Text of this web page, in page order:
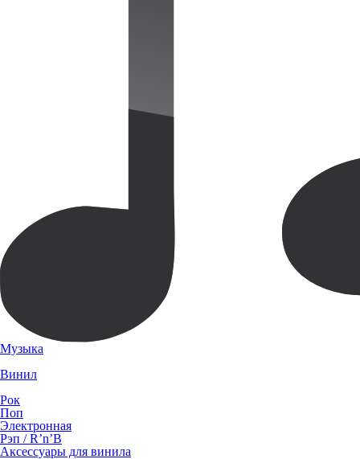
Музыка
Винил
Рок
Поп
Электронная
Рэп / R’n’B
Аксессуары для винила